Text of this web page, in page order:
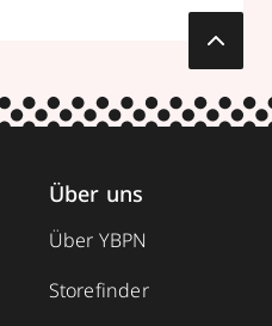
Über uns
Über YBPN
Storefinder